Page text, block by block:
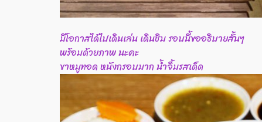
มีโอกาสได้ไปเดินเล่น เดินชิม รอบนี้ขออธิบายสั้นๆ
พร้อมด้วยภาพ นะคะ
ขาหมูทอด หนังกรอบมาก น้ำจิ้มรสเด็ด